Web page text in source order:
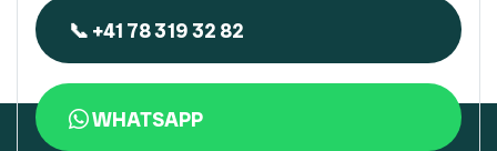
📞 +41 78 319 32 82
WHATSAPP